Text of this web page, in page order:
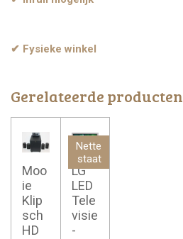
✔ Fysieke winkel
Gerelateerde producten
Moo
ie
Klip
sch
HD
Nette
staat
LG
LED
Tele
visie
-